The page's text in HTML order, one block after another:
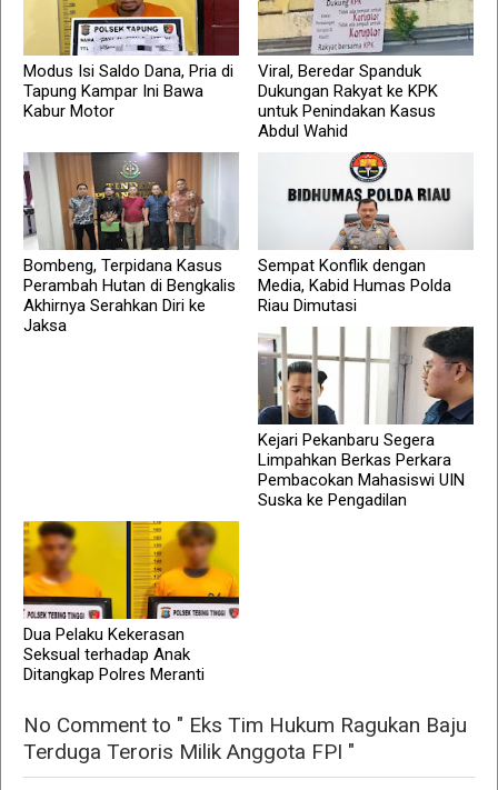
Modus Isi Saldo Dana, Pria di
Tapung Kampar Ini Bawa
Kabur Motor
Viral, Beredar Spanduk
Dukungan Rakyat ke KPK
untuk Penindakan Kasus
Abdul Wahid
Bombeng, Terpidana Kasus
Perambah Hutan di Bengkalis
Akhirnya Serahkan Diri ke
Jaksa
Sempat Konflik dengan
Media, Kabid Humas Polda
Riau Dimutasi
Kejari Pekanbaru Segera
Limpahkan Berkas Perkara
Pembacokan Mahasiswi UIN
Suska ke Pengadilan
Dua Pelaku Kekerasan
Seksual terhadap Anak
Ditangkap Polres Meranti
No Comment to " Eks Tim Hukum Ragukan Baju
Terduga Teroris Milik Anggota FPI "